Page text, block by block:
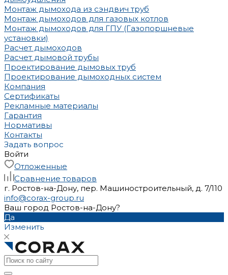
Монтаж дымохода из сэндвич труб
Монтаж дымоходов для газовых котлов
Монтаж дымоходов для ГПУ (Газопоршневые
установки)
Расчет дымоходов
Расчет дымовой трубы
Проектирование дымовых труб
Проектирование дымоходных систем
Компания
Сертификаты
Рекламные материалы
Гарантия
Нормативы
Контакты
Задать вопрос
Войти
Отложенные
Сравнение товаров
г. Ростов-на-Дону, пер. Машиностроительный, д. 7/110
info@corax-group.ru
Ваш город Ростов-на-Дону?
Да
Изменить